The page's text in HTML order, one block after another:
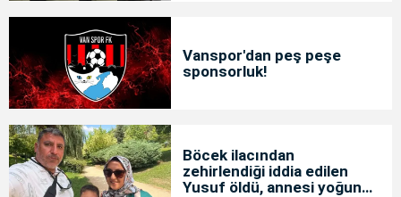
Vanspor'dan peş peşe
sponsorluk!
Böcek ilacından
zehirlendiği iddia edilen
Yusuf öldü, annesi yoğun